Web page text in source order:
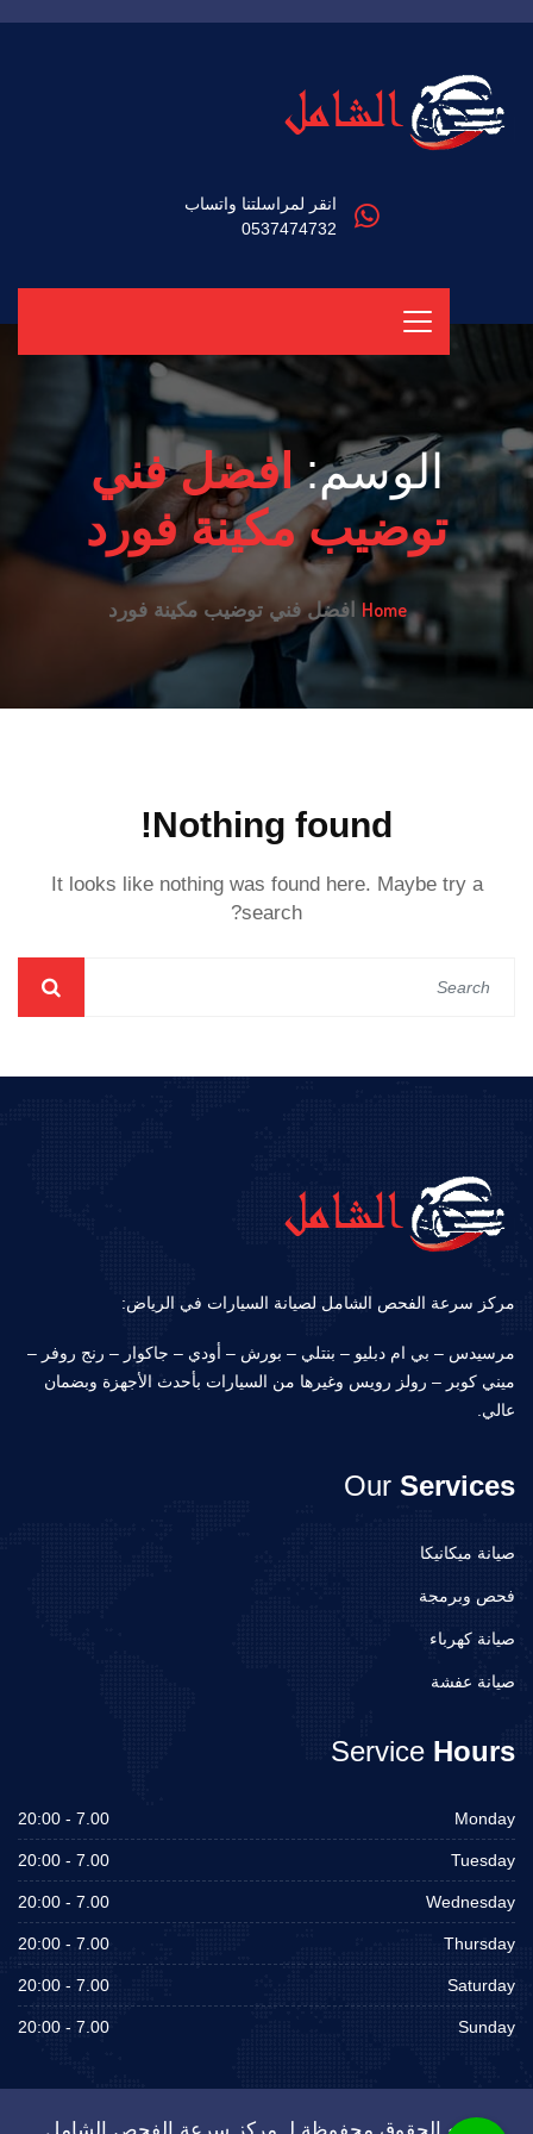
انقر لمراسلتنا واتساب
0537474732
الوسم:افضل فني
توضيب مكينة فورد
Home افضل فني توضيب مكينة فورد
Nothing found!
It looks like nothing was found here. Maybe try a
search?
مركز سرعة الفحص الشامل لصيانة السيارات في الرياض:
مرسيدس – بي ام دبليو – بنتلي – بورش – أودي – جاكوار – رنج روفر –
ميني كوبر – رولز رويس وغيرها من السيارات بأحدث الأجهزة وبضمان
عالي.
Our Services
صيانة ميكانيكا
فحص وبرمجة
صيانة كهرباء
صيانة عفشة
Service Hours
Monday
7.00 - 20:00
Tuesday
7.00 - 20:00
Wednesday
7.00 - 20:00
Thursday
7.00 - 20:00
Saturday
7.00 - 20:00
Sunday
7.00 - 20:00